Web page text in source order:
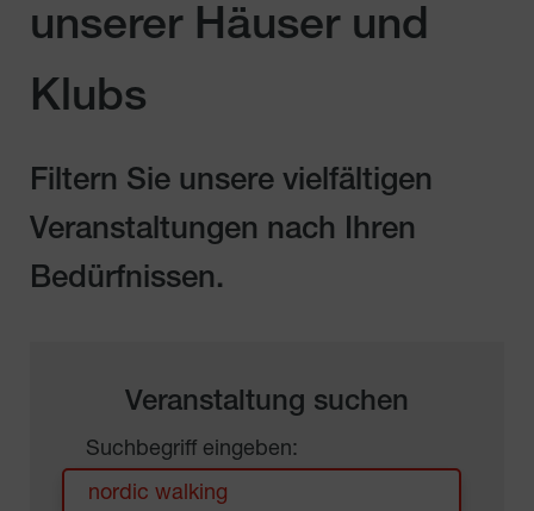
unserer Häuser und
Klubs
Filtern Sie unsere vielfältigen
Veranstaltungen nach Ihren
Bedürfnissen.
Veranstaltung suchen
Suchbegriff eingeben: